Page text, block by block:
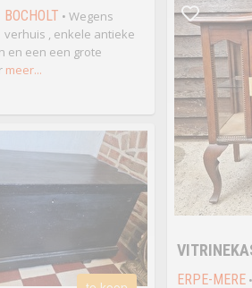
BOCHOLT • Wegens
verhuis , enkele antieke
en een een grote
meer...
ERPE-MERE